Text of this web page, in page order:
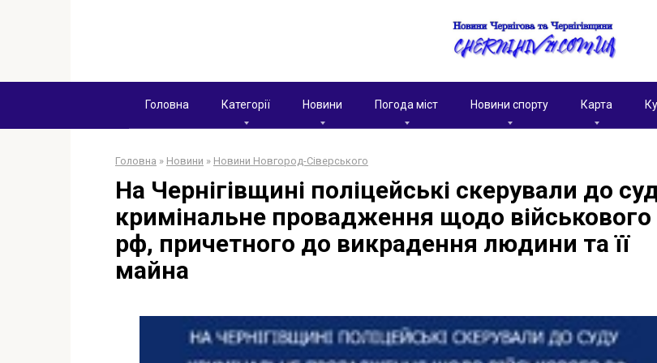
Головна Категорії Новини Погода міст Новини спорту Карта
Головна » Новини » Новини Новгород-Сіверського
На Чернігівщині поліцейські скерували до
кримінальне провадження щодо військового
рф, причетного до викрадення людини та її
майна